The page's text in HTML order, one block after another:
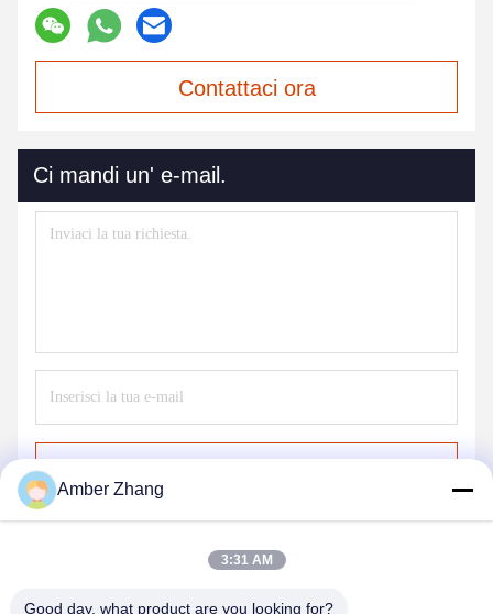
Contattaci ora
Ci mandi un' e-mail.
Amber Zhang
3:31 AM
Good day, what product are you looking for?